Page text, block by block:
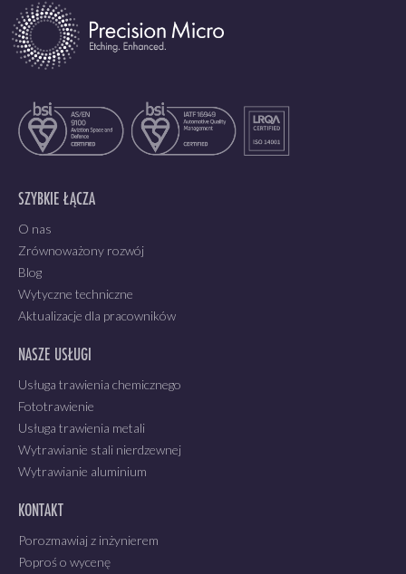
SZYBKIE ŁĄCZA
O nas
Zrównoważony rozwój
Blog
Wytyczne techniczne
Aktualizacje dla pracowników
NASZE USŁUGI
Usługa trawienia chemicznego
Fototrawienie
Usługa trawienia metali
Wytrawianie stali nierdzewnej
Wytrawianie aluminium
KONTAKT
Porozmawiaj z inżynierem
Poproś o wycenę